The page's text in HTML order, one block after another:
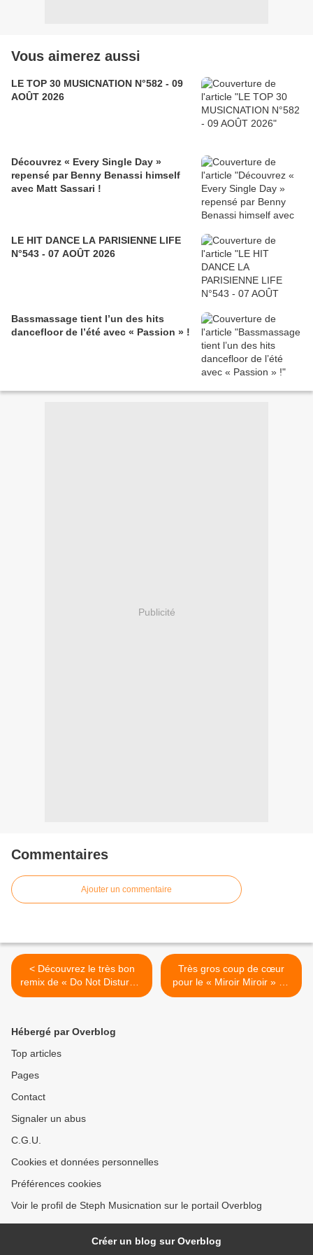
Vous aimerez aussi
LE TOP 30 MUSICNATION N°582 - 09
AOÛT 2026
Découvrez « Every Single Day »
repensé par Benny Benassi himself
avec Matt Sassari !
LE HIT DANCE LA PARISIENNE LIFE
N°543 - 07 AOÛT 2026
Bassmassage tient l’un des hits
dancefloor de l’été avec « Passion » !
Publicité
Commentaires
Ajouter un commentaire
< Découvrez le très bon
remix de « Do Not Disturb »
de Bananarama !
Très gros coup de cœur
pour le « Miroir Miroir » de
Tentative ! >
Hébergé par Overblog
Top articles
Pages
Contact
Signaler un abus
C.G.U.
Cookies et données personnelles
Préférences cookies
Voir le profil de Steph Musicnation sur le portail Overblog
Créer un blog sur Overblog